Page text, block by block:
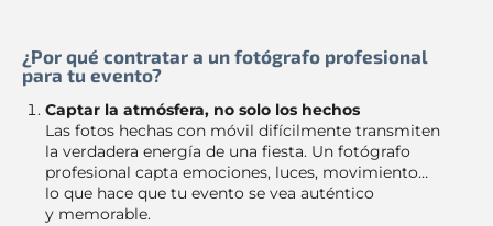
¿Por qué contratar a un fotógrafo profesional
para tu evento?
Captar la atmósfera, no solo los hechos
Las fotos hechas con móvil difícilmente transmiten
la verdadera energía de una fiesta. Un fotógrafo
profesional capta emociones, luces, movimiento…
lo que hace que tu evento se vea auténtico
y memorable.